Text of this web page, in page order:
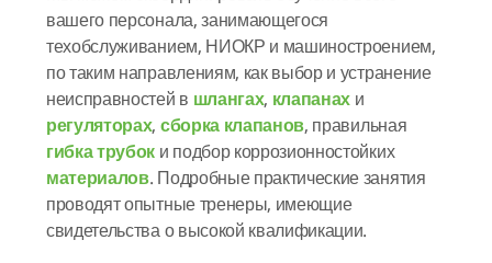
вашего персонала, занимающегося
техобслуживанием, НИОКР и машиностроением,
по таким направлениям, как выбор и устранение
неисправностей в шлангах, клапанах и
регуляторах, сборка клапанов, правильная
гибка трубок и подбор коррозионностойких
материалов. Подробные практические занятия
проводят опытные тренеры, имеющие
свидетельства о высокой квалификации.